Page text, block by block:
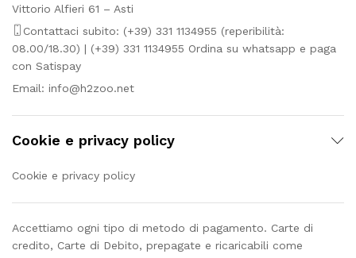
Vittorio Alfieri 61 – Asti
Contattaci subito: (+39) 331 1134955 (reperibilità:
08.00/18.30) | (+39) 331 1134955 Ordina su whatsapp e paga
con Satispay
Email: info@h2zoo.net
Cookie e privacy policy
Cookie e privacy policy
Accettiamo ogni tipo di metodo di pagamento. Carte di
credito, Carte di Debito, prepagate e ricaricabili come